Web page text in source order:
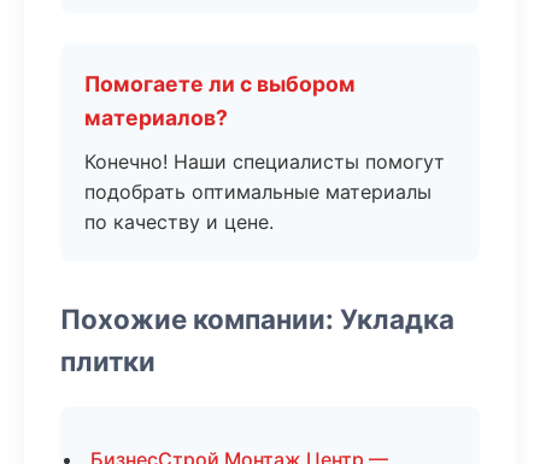
Помогаете ли с выбором
материалов?
Конечно! Наши специалисты помогут
подобрать оптимальные материалы
по качеству и цене.
Похожие компании: Укладка
плитки
БизнесСтрой Монтаж Центр —